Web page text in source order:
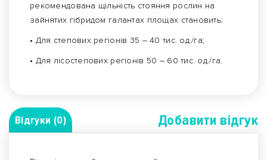
рекомендована щільність стояння рослин на
зайнятих гібридом галантах площах становить:
• Для степових регіонів 35 – 40 тис. од./га;
• Для лісостепових регіонів 50 – 60 тис. од./га.
Відгуки (0) Добавити вiдгук